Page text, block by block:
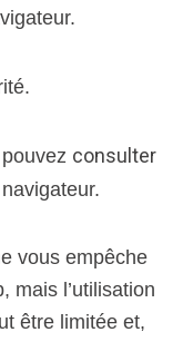
consulter
vous empêche
mais l’utilisation
être limitée et,